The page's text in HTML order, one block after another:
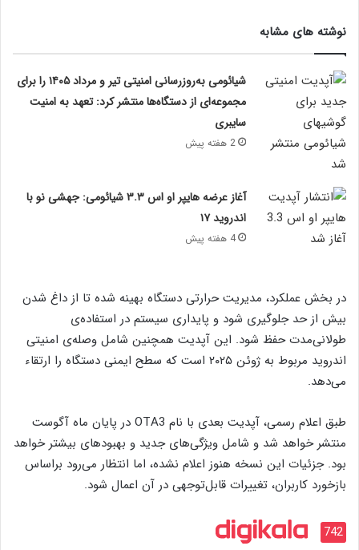
نوشته های مشابه
شیائومی به‌روزرسانی امنیتی تیر و مرداد ۱۴۰۵ را برای
مجموعه‌ای از دستگاه‌ها منتشر کرد: تعهد به امنیت
سایبری
2 هفته پیش
آغاز عرضه هایپر او اس ۳.۳ شیائومی: جهشی نو با
اندروید ۱۷
4 هفته پیش
در بخش عملکرد، مدیریت حرارتی دستگاه بهینه شده تا از داغ شدن
بیش از حد جلوگیری شود و پایداری سیستم در استفاده‌ی
طولانی‌مدت حفظ شود. این آپدیت همچنین شامل وصله‌ی امنیتی
اندروید مربوط به ژوئن ۲۰۲۵ است که سطح ایمنی دستگاه را ارتقاء
می‌دهد.
طبق اعلام رسمی، آپدیت بعدی با نام OTA3 در پایان ماه آگوست
منتشر خواهد شد و شامل ویژگی‌های جدید و بهبودهای بیشتر خواهد
بود. جزئیات این نسخه هنوز اعلام نشده، اما انتظار می‌رود براساس
بازخورد کاربران، تغییرات قابل‌توجهی در آن اعمال شود.
742